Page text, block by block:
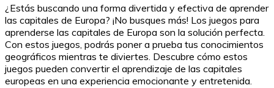
¿Estás buscando una forma divertida y efectiva de aprender
las capitales de Europa? ¡No busques más! Los juegos para
aprenderse las capitales de Europa son la solución perfecta.
Con estos juegos, podrás poner a prueba tus conocimientos
geográficos mientras te diviertes. Descubre cómo estos
juegos pueden convertir el aprendizaje de las capitales
europeas en una experiencia emocionante y entretenida.